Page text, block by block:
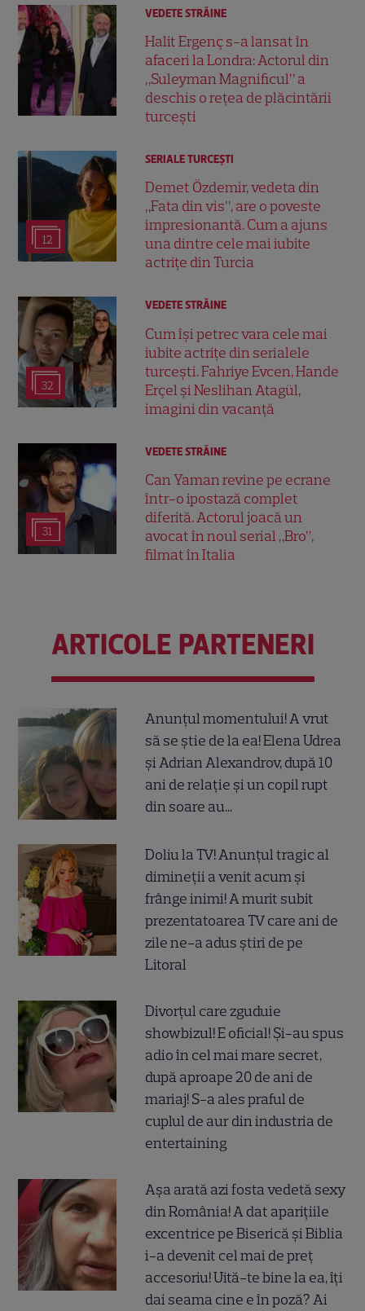
VEDETE STRĂINE
Halit Ergenç s-a lansat în
afaceri la Londra: Actorul din
„Suleyman Magnificul” a
deschis o rețea de plăcintării
turcești
12
SERIALE TURCEŞTI
Demet Özdemir, vedeta din
„Fata din vis”, are o poveste
impresionantă. Cum a ajuns
una dintre cele mai iubite
actrițe din Turcia
32
VEDETE STRĂINE
Cum își petrec vara cele mai
iubite actrițe din serialele
turcești. Fahriye Evcen, Hande
Erçel și Neslihan Atagül,
imagini din vacanță
31
VEDETE STRĂINE
Can Yaman revine pe ecrane
într-o ipostază complet
diferită. Actorul joacă un
avocat în noul serial „Bro”,
filmat în Italia
ARTICOLE PARTENERI
Anunțul momentului! A vrut
să se știe de la ea! Elena Udrea
și Adrian Alexandrov, după 10
ani de relație și un copil rupt
din soare au...
Doliu la TV! Anunțul tragic al
dimineții a venit acum și
frânge inimi! A murit subit
prezentatoarea TV care ani de
zile ne-a adus știri de pe
Litoral
Divorțul care zguduie
showbizul! E oficial! Și-au spus
adio în cel mai mare secret,
după aproape 20 de ani de
mariaj! S-a ales praful de
cuplul de aur din industria de
entertaining
Așa arată azi fosta vedetă sexy
din România! A dat aparițiile
excentrice pe Biserică și Biblia
i-a devenit cel mai de preț
accesoriu! Uită-te bine la ea, îți
dai seama cine e în poză? Ai